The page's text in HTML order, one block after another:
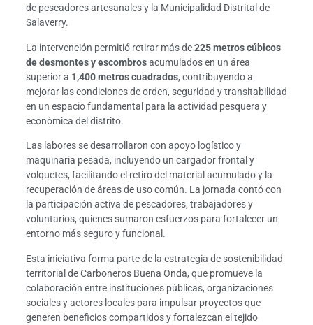
de pescadores artesanales y la Municipalidad Distrital de
Salaverry.
La intervención permitió retirar más de225 metros cúbicos
de desmontes y escombrosacumulados en un área
superior a 1,400 metros cuadrados, contribuyendo a
mejorar las condiciones de orden, seguridad y transitabilidad
en un espacio fundamental para la actividad pesquera y
económica del distrito.
Las labores se desarrollaron con apoyo logístico y
maquinaria pesada, incluyendo un cargador frontal y
volquetes, facilitando el retiro del material acumulado y la
recuperación de áreas de uso común. La jornada contó con
la participación activa de pescadores, trabajadores y
voluntarios, quienes sumaron esfuerzos para fortalecer un
entorno más seguro y funcional.
Esta iniciativa forma parte de la estrategia de sostenibilidad
territorial de Carboneros Buena Onda, que promueve la
colaboración entre instituciones públicas, organizaciones
sociales y actores locales para impulsar proyectos que
generen beneficios compartidos y fortalezcan el tejido